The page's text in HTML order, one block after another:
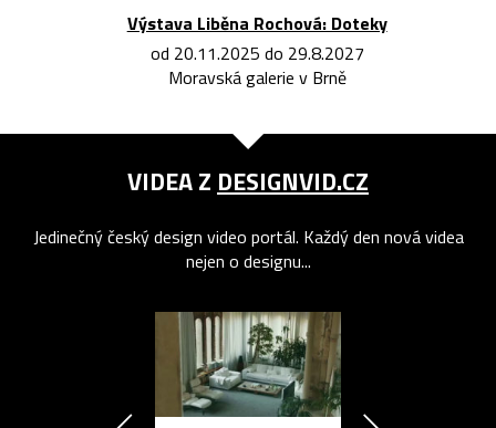
Výstava Liběna Rochová: Doteky
od 20.11.2025 do 29.8.2027
Moravská galerie v Brně
VIDEA Z DESIGNVID.CZ
Jedinečný český design video portál. Každý den nová videa
nejen o designu...